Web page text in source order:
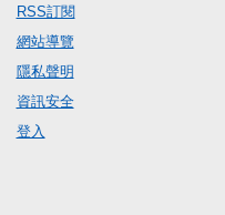
RSS訂閱
網站導覽
隱私聲明
資訊安全
登入